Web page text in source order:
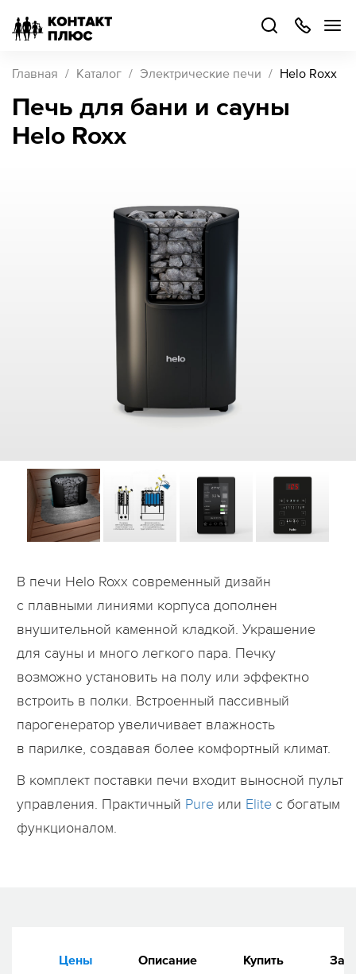
Главная Каталог Электрические печи Helo Roxx
Печь для бани и сауны
Helo Roxx
В печи Helo Roxx современный дизайн
с плавными линиями корпуса дополнен
внушительной каменной кладкой. Украшение
для сауны и много легкого пара. Печку
возможно установить на полу или эффектно
встроить в полки. Встроенный пассивный
парогенератор увеличивает влажность
в парилке, создавая более комфортный климат.
В комплект поставки печи входит выносной пульт
управления. Практичный Pure или Elite с богатым
функционалом.
Цены Описание Купить
499
504-
48
Каталог
Стать
партнером
B2B